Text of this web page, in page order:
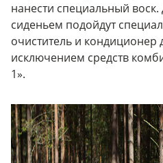
нанести специальный
сиденьем подойдут
очиститель и кондиционер
исключением средств
1».